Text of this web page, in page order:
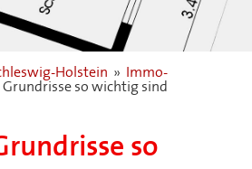
Holstein »
Immo-
so wichtig sind
so